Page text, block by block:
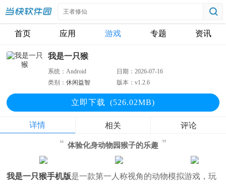
首页 应用 游戏 专题 资讯
我是一只猴
系统：Android 日期：2026-07-16
类别：休闲益智 版本：v1.2.6
立即下载 (526.02MB)
详情 相关 评论
体验化身动物园猴子的乐趣
我是一只猴手机版是一款第一人称视角的动物模拟游戏，玩